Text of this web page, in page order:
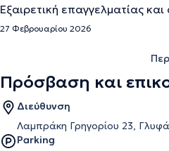
Εξαιρετική επαγγελματίας
27 Φεβρουαρίου 2026
Πρόσβαση και
Διεύθυνση
Λαμπράκη Γρηγορίου 23,
Parking